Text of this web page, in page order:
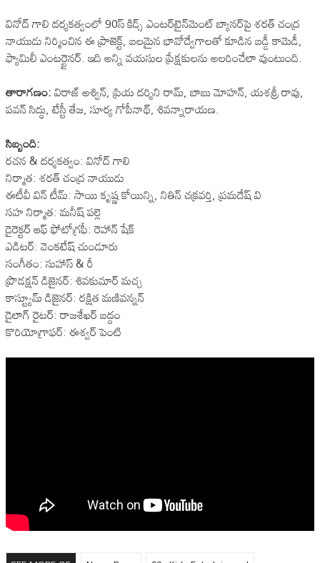
వినోద్ గాలి దర్శకత్వంలో 90స్ కిడ్స్ ఎంటర్‌టైన్‌మెంట్ బ్యానర్‌పై శరత్ చంద్ర
నాయుడు నిర్మించిన ఈ ప్రాజెక్ట్, బలమైన భావోద్వేగాలతో కూడిన బడ్డీ కామెడీ,
ఫ్యామిలీ ఎంటర్టైనర్. ఇది అన్ని వయసుల ప్రేక్షకులను అలరించేలా వుంటుంది.
తారాగణం:విరాజ్ అశ్విన్, ప్రియ దర్శిని రామ్, బాబు మోహన్, యశశ్రీ రావు,
పవన్ సిద్ధు, టేస్టీ తేజ, సూర్య గోపీనాథ్, శివన్నారాయణ.
సిబ్బంది:
రచన & దర్శకత్వం: వినోద్ గాలి
నిర్మాత: శరత్ చంద్ర నాయుడు
ఈటీవీ విన్ టీమ్: సాయి కృష్ణ కోయిన్ని, నితిన్ చక్రవర్తి, ప్రమదేష్ వి
సహ నిర్మాత: మనీష్ పల్లె
డైరెక్టర్ ఆఫ్ ఫోటోగ్రఫీ: రెహాన్ షేక్
ఎడిటర్: వెంకటేష్ చుండూరు
సంగీతం: సుహాస్ & రీ
ప్రొడక్షన్ డిజైనర్: శివకుమార్ మచ్చ
కాస్ట్యూమ్ డిజైనర్: రక్షిత మణివన్నన్
డైలాగ్ రైటర్: రాజశేఖర్ బద్దం
కొరియోగ్రాఫర్: ఈశ్వర్ పెంటి